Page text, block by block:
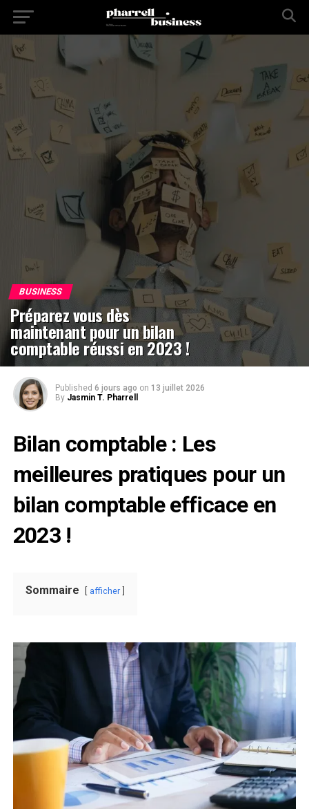
BUSINESS
Préparez vous dès
maintenant pour un bilan
comptable réussi en 2023 !
Published 6 jours ago on 13 juillet 2026
By Jasmin T. Pharrell
Bilan comptable : Les
meilleures pratiques pour un
bilan comptable efficace en
2023 !
Sommaire afficher